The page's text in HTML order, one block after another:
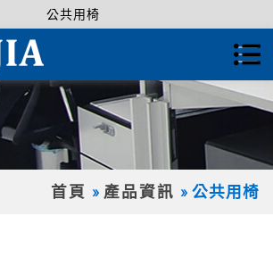
公共用椅
首頁 產品資訊 公共用椅